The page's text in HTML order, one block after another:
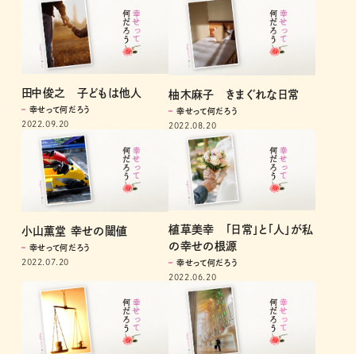
田中俊之 子どもは他人
幸せって何だろう
2022.09.20
柚木麻子 きまぐれな日常
幸せって何だろう
2022.08.20
小山薫堂 幸せの閾値
幸せって何だろう
2022.07.20
植草美幸 「日常」と「人」が私
の幸せの根源
幸せって何だろう
2022.06.20